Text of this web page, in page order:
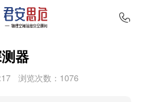
器
浏览次数： 1076